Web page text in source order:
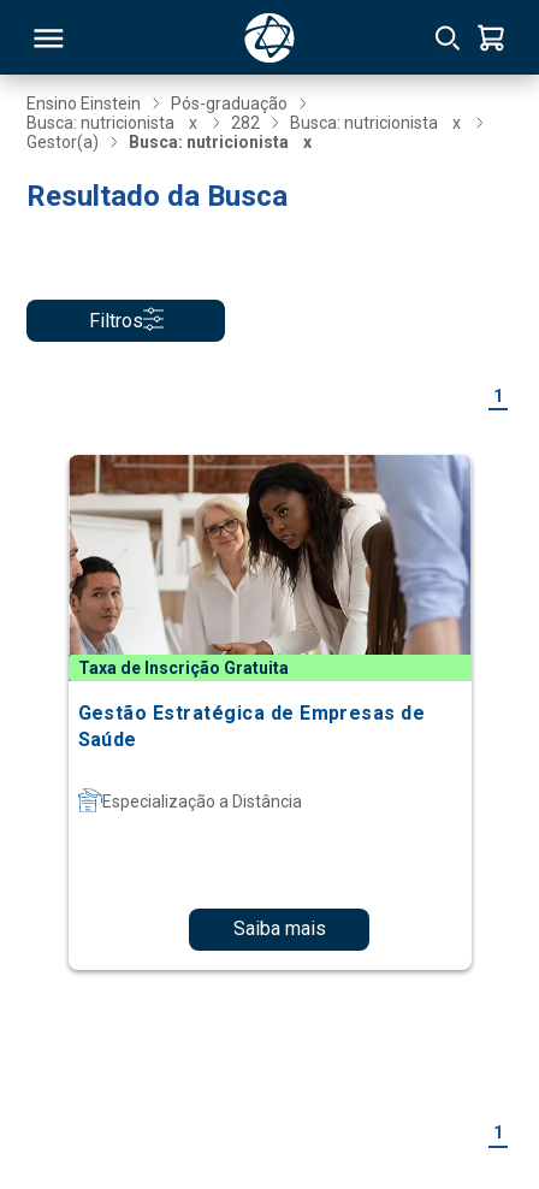
Ensino Einstein
Pós-graduação
Busca: nutricionista
x 282 Busca: nutricionista
x
Gestor(a)
Busca: nutricionista x
Resultado da Busca
Filtros
1
Taxa de Inscrição Gratuita
Gestão Estratégica de Empresas de
Saúde
Especialização a Distância
Saiba mais
1